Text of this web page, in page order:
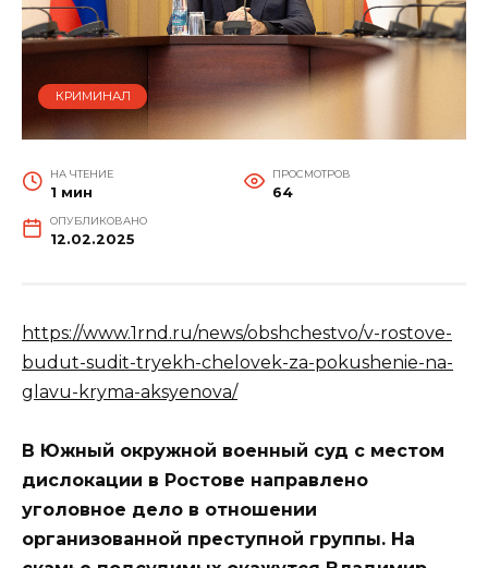
КРИМИНАЛ
НА ЧТЕНИЕ
1 мин
ПРОСМОТРОВ
64
ОПУБЛИКОВАНО
12.02.2025
https://www.1rnd.ru/news/obshchestvo/v-rostove-
budut-sudit-tryekh-chelovek-za-pokushenie-na-
glavu-kryma-aksyenova/
В Южный окружной военный суд с местом
дислокации в Ростове направлено
уголовное дело в отношении
организованной преступной группы. На